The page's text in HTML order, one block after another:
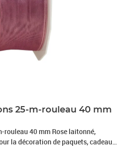
25-m-rouleau 40 mm
mm Rose laitonné,
la décoration de paquets, cadeaux,
DIY. Nos produits sont